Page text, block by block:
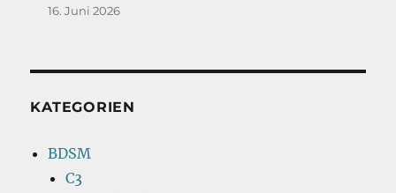
16. Juni 2026
KATEGORIEN
BDSM
C3